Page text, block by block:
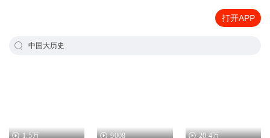
打开APP
中国大历史
1.5万 9008 20.4万